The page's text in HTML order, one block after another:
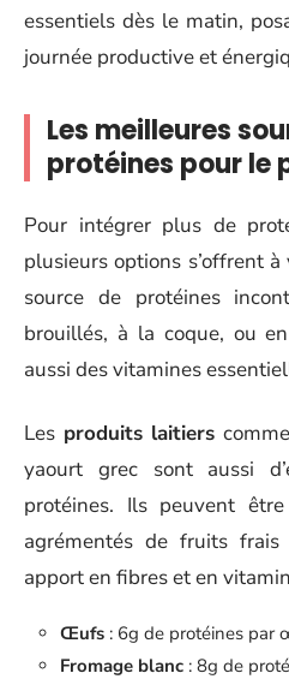
essentiels dès le matin,
journée productive et
Les meilleures
protéines pour le
Pour intégrer plus de
plusieurs options s’offrent à
source de protéines
brouillés, à la coque, ou
aussi des vitamines
Les produits laitiers
yaourt grec sont aussi
protéines. Ils peuvent
agrémentés de fruits
apport en fibres et en
Œufs : 6g de protéines par
Fromage blanc : 8g de